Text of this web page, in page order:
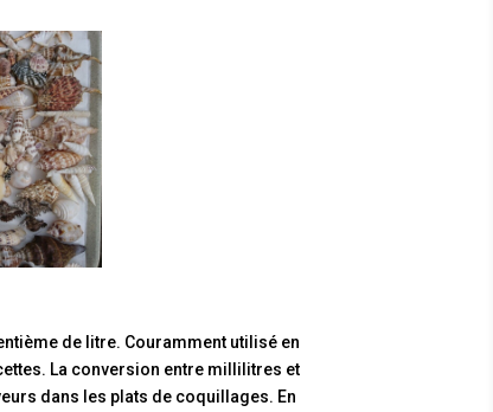
de litre. Couramment utilisé en
La conversion entre millilitres et
dans les plats de coquillages. En